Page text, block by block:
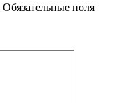
Обязательные поля